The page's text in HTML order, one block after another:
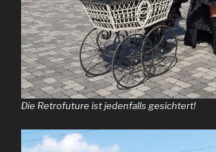
Die Retrofuture ist jedenfalls gesichtert!